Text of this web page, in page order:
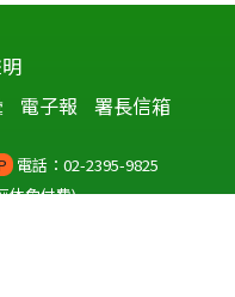
電子報 署長信箱
電話：02-2395-9825
休免付費)